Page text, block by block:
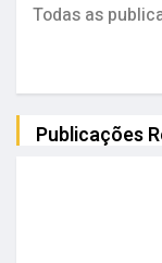
Todas as
Publicações